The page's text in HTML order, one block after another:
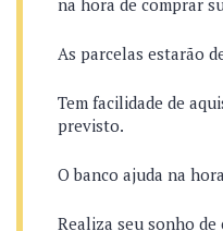
As parcelas estarão
Tem facilidade de
previsto.
O banco ajuda na
Realiza seu sonho de